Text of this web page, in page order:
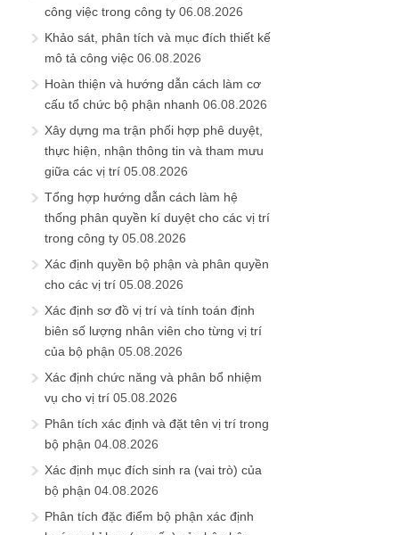
công việc trong công ty 06.08.2026
Khảo sát, phân tích và mục đích thiết kế
mô tả công việc 06.08.2026
Hoàn thiện và hướng dẫn cách làm cơ
cấu tổ chức bộ phận nhanh 06.08.2026
Xây dựng ma trận phối hợp phê duyệt,
thực hiện, nhận thông tin và tham mưu
giữa các vị trí 05.08.2026
Tổng hợp hướng dẫn cách làm hệ
thống phân quyền kí duyệt cho các vị trí
trong công ty 05.08.2026
Xác định quyền bộ phận và phân quyền
cho các vị trí 05.08.2026
Xác định sơ đồ vị trí và tính toán định
biên số lượng nhân viên cho từng vị trí
của bộ phận 05.08.2026
Xác định chức năng và phân bổ nhiệm
vụ cho vị trí 05.08.2026
Phân tích xác định và đặt tên vị trí trong
bộ phận 04.08.2026
Xác định mục đích sinh ra (vai trò) của
bộ phận 04.08.2026
Phân tích đặc điểm bộ phận xác định